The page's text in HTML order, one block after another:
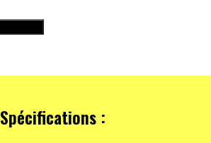
Spécifications :